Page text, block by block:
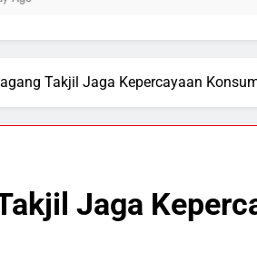
Takjil Jaga Kepercayaan
Jaga